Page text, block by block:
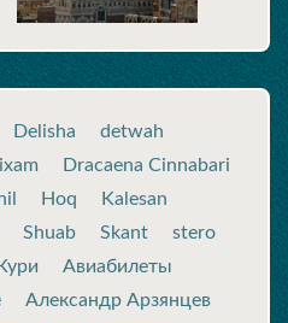
Delisha
detwah
Dracaena Cinnabari
Hoq
Kalesan
Shuab Skant
stero
Авиабилеты
Александр Арзянцев